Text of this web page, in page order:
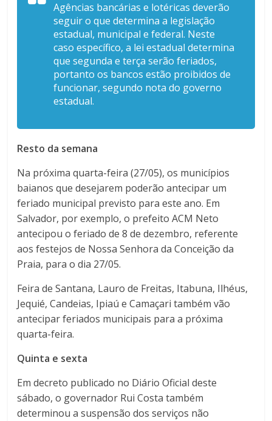
Agências bancárias e lotéricas deverão
seguir o que determina a legislação
estadual, municipal e federal. Neste
caso específico, a lei estadual determina
que segunda e terça serão feriados,
portanto os bancos estão proibidos de
funcionar, segundo nota do governo
estadual.
Resto da semana
Na próxima quarta-feira (27/05), os municípios
baianos que desejarem poderão antecipar um
feriado municipal previsto para este ano. Em
Salvador, por exemplo, o prefeito ACM Neto
antecipou o feriado de 8 de dezembro, referente
aos festejos de Nossa Senhora da Conceição da
Praia, para o dia 27/05.
Feira de Santana, Lauro de Freitas, Itabuna, Ilhéus,
Jequié, Candeias, Ipiaú e Camaçari também vão
antecipar feriados municipais para a próxima
quarta-feira.
Quinta e sexta
Em decreto publicado no Diário Oficial deste
sábado, o governador Rui Costa também
determinou a suspensão dos serviços não